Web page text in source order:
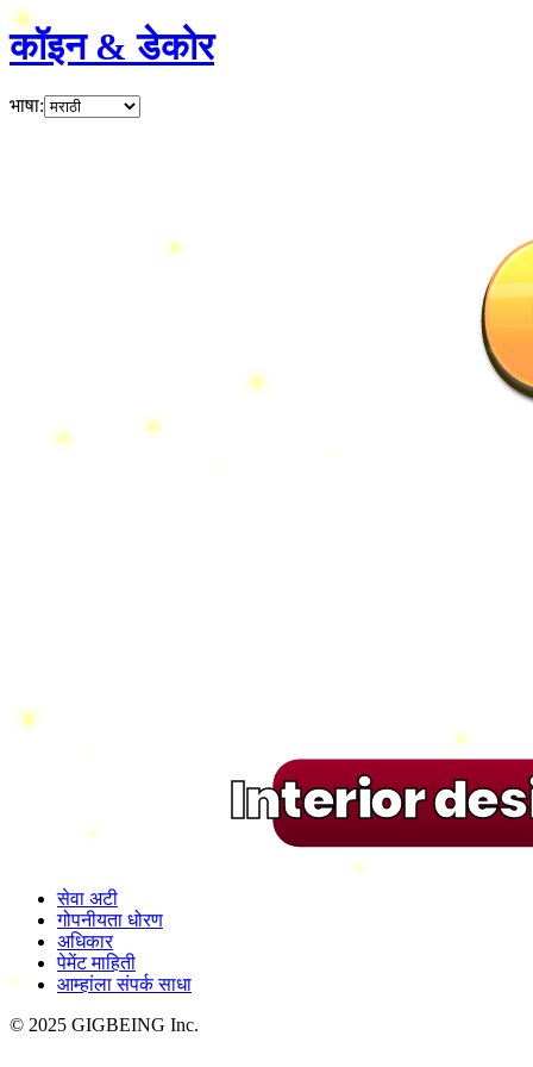
कॉइन & डेकोर
भाषा:
Interior
सेवा अटी
गोपनीयता धोरण
अधिकार
पेमेंट माहिती
आम्हांला संपर्क साधा
© 2025 GIGBEING Inc.